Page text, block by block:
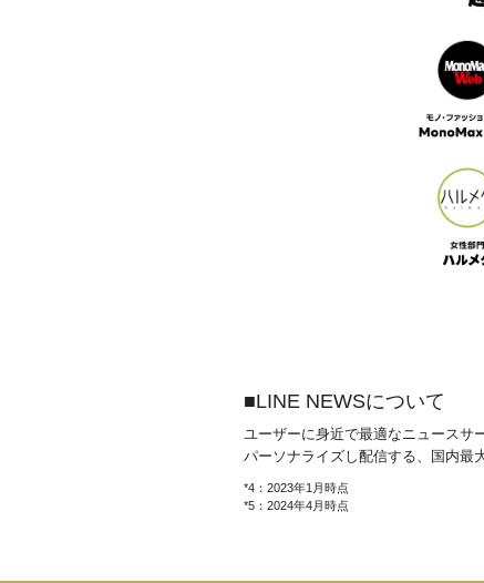
■LINE NEWSについて
ユーザーに身近で最適なニュースサ
パーソナライズし配信する、国内最
*4：2023年1月時点
*5：2024年4月時点